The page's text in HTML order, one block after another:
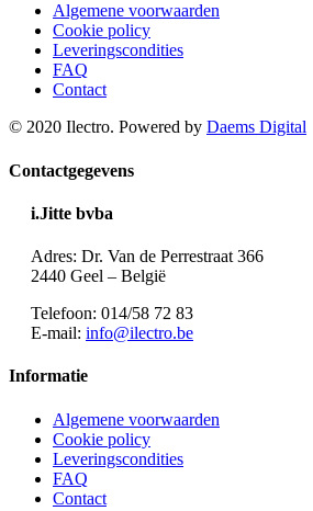
Algemene voorwaarden
Cookie policy
Leveringscondities
FAQ
Contact
© 2020 Ilectro. Powered by Daems Digital
Contactgegevens
i.Jitte bvba
Adres: Dr. Van de Perrestraat 366
2440 Geel – België
Telefoon: 014/58 72 83
E-mail: info@ilectro.be
Informatie
Algemene voorwaarden
Cookie policy
Leveringscondities
FAQ
Contact